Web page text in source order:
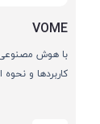
VOME
کاربردها و نحوه